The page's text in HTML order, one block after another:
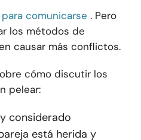
comunicarse . Pero
los métodos de
causar más conflictos.
cómo discutir los
pelear:
considerado
está herida y